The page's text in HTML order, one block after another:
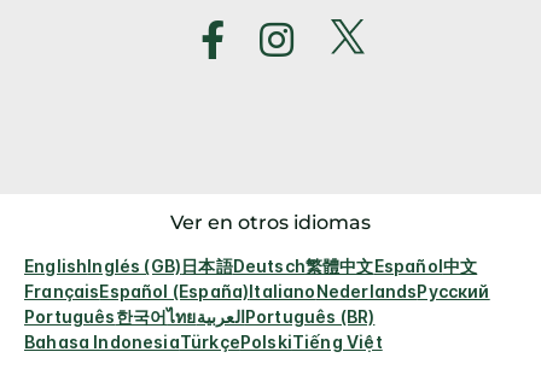
Ver en otros idiomas
EnglishInglés (GB)日本語Deutsch繁體中文Español中文
FrançaisEspañol (España)ItalianoNederlandsРусский
Português한국어ไทยالعربيةPortuguês (BR)
Bahasa IndonesiaTürkçePolskiTiếng Việt